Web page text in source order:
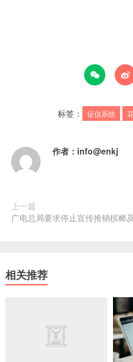
 
标签： 征信系统
作者： info@enkj
上一篇
广电总局要求停止宣传推销槟榔
相关推荐